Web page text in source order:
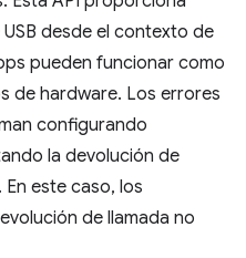
desde el contexto de
pueden funcionar como
de hardware. Los errores
configurando
la devolución de
este caso, los
de llamada no